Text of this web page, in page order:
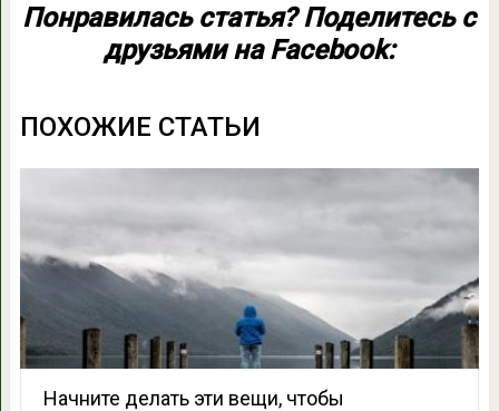
Понравилась статья? Поделитесь с
друзьями на Facebook:
ПОХОЖИЕ СТАТЬИ
Начните делать эти вещи, чтобы